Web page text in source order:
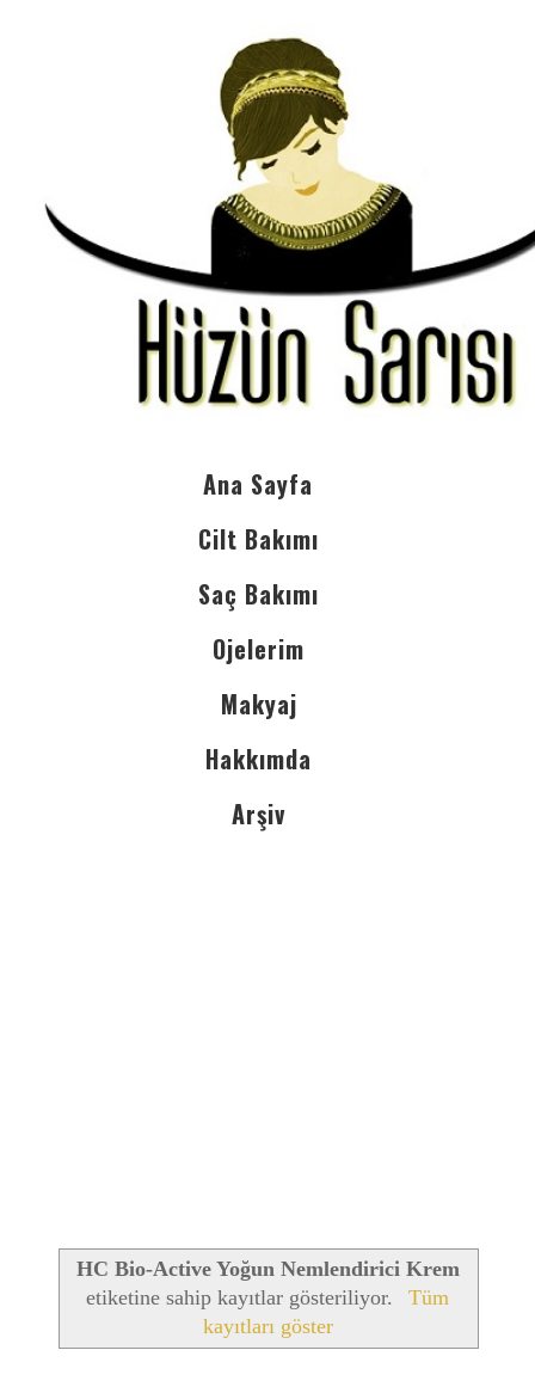
Ana Sayfa
Cilt Bakımı
Saç Bakımı
Ojelerim
Makyaj
Hakkımda
Arşiv
HC Bio-Active Yoğun Nemlendirici Krem
etiketine sahip kayıtlar gösteriliyor.
Tüm
kayıtları göster